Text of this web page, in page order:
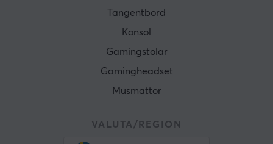
Tangentbord
Konsol
Gamingstolar
Gamingheadset
Musmattor
VALUTA/REGION